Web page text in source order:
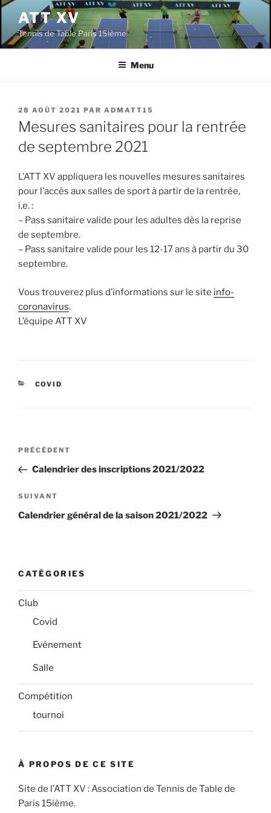
Aller
contenu
principal
ATT XV
Tennis de Table Paris 15ième
Menu
PUBLIÉ
LE
28 AOÛT 2021 PAR ADMATT15
Mesures sanitaires pour la rentrée
de septembre 2021
L’ATT XV appliquera les nouvelles mesures sanitaires
pour l’accès aux salles de sport à partir de la rentrée,
i.e. :
– Pass sanitaire valide pour les adultes dès la reprise
de septembre.
– Pass sanitaire valide pour les 12-17 ans à partir du 30
septembre.
Vous trouverez plus d’informations sur le site info-
coronavirus.
L’équipe ATT XV
CATÉGORIES
COVID
Navigation
l’article
Article
précédent
PRÉCÉDENT
Calendrier des inscriptions 2021/2022
Article
suivant
SUIVANT
Calendrier général de la saison 2021/2022
CATÉGORIES
Club
Covid
Evénement
Salle
Compétition
tournoi
À PROPOS DE CE SITE
Site de l’ATT XV : Association de Tennis de Table de
Paris 15ième.